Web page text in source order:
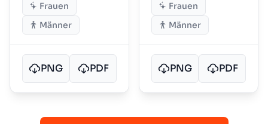
Frauen
Männer
PNG PDF
Frauen
Männer
PNG PDF